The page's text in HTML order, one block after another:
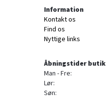
Information
Kontakt os
Find os
Nyttige links
Åbningstider butik
Man - Fre:
Lør:
Søn: